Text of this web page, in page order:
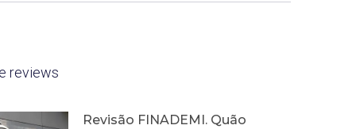
reviews
Revisão FINADEMI. Quão